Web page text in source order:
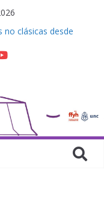
no clásicas desde
Actuales en
sentir”
Finales | Agosto